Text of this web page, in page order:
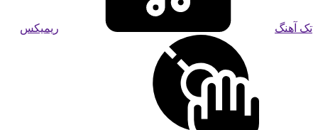
تک آهنگ ریمیکس